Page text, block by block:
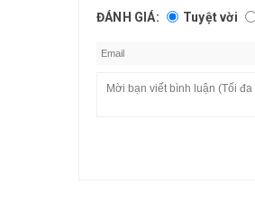
ĐÁNH GIÁ: Tuyệt vời